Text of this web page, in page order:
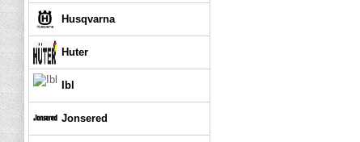
Husqvarna
Huter
Ibl
Jonsered